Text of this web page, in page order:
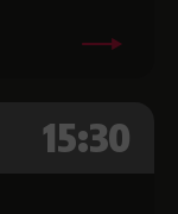
15:30